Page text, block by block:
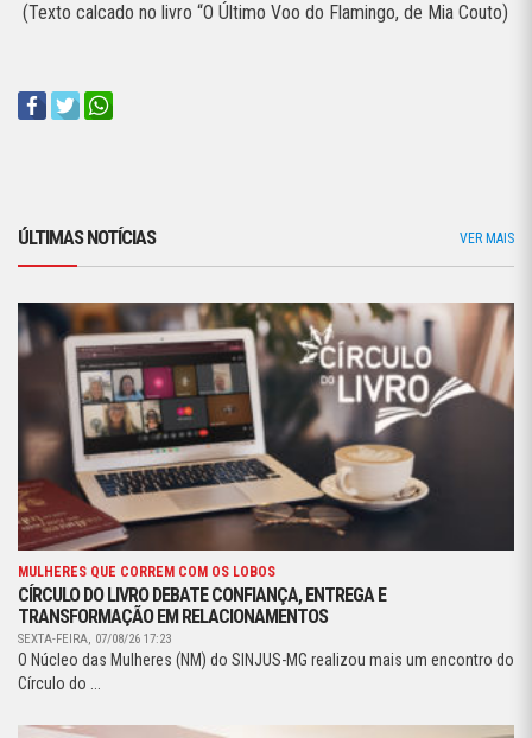
(Texto calcado no livro “O Último Voo do Flamingo, de Mia Couto)
ÚLTIMAS NOTÍCIAS VER MAIS
MULHERES QUE CORREM COM OS LOBOS
CÍRCULO DO LIVRO DEBATE CONFIANÇA, ENTREGA E
TRANSFORMAÇÃO EM RELACIONAMENTOS
SEXTA-FEIRA, 07/08/26 17:23
O Núcleo das Mulheres (NM) do SINJUS-MG realizou mais um encontro do
Círculo do ...